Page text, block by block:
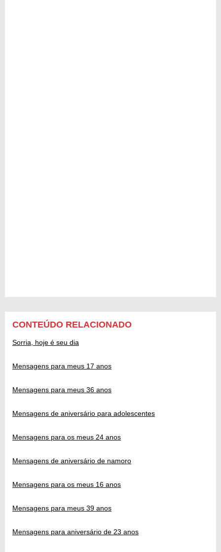
CONTEÚDO RELACIONADO
Sorria, hoje é seu dia
Mensagens para meus 17 anos
Mensagens para meus 36 anos
Mensagens de aniversário para adolescentes
Mensagens para os meus 24 anos
Mensagens de aniversário de namoro
Mensagens para os meus 16 anos
Mensagens para meus 39 anos
Mensagens para aniversário de 23 anos